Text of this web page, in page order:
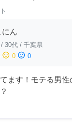
にん
/ 30代 / 千葉県
sentiment_neutral 0 sentiment_dissatisfied 0
ます！モテる男性